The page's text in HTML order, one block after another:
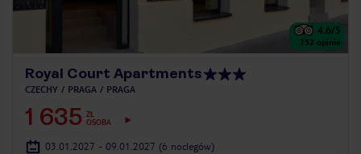
4.6/5
752 opinie
Royal Court Apartments
CZECHY PRAGA PRAGA
1 635 ZŁ
OSOBA
03.01.2027 - 09.01.2027 (6 noclegów)